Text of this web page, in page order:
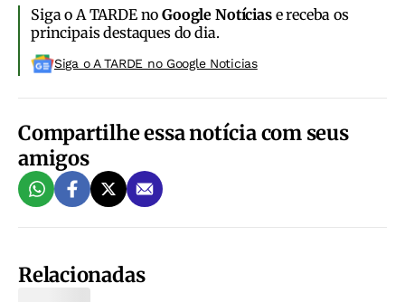
Siga o A TARDE noGoogle Notíciase receba os
principais destaques do dia.
Siga o A TARDE no Google Noticias
Compartilhe essa notícia com seus
amigos
Relacionadas